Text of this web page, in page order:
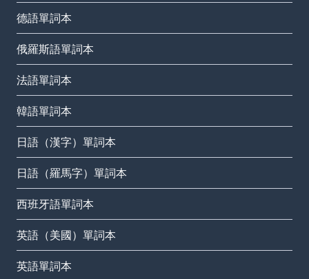
德語單詞本
俄羅斯語單詞本
法語單詞本
韓語單詞本
日語（漢字）單詞本
日語（羅馬字）單詞本
西班牙語單詞本
英語（美國）單詞本
英語單詞本